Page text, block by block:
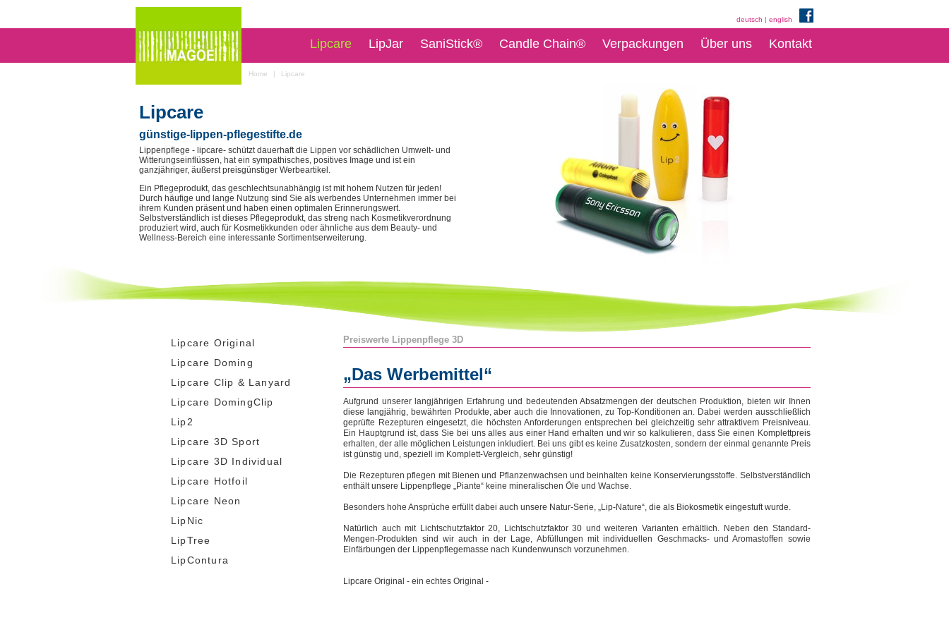
deutsch | english
Lipcare LipJar SaniStick® Candle Chain® Verpackungen Über uns Kontakt
Home | Lipcare
Lipcare
günstige-lippen-pflegestifte.de
Lippenpflege - lipcare- schützt dauerhaft die Lippen vor schädlichen Umwelt- und
Witterungseinflüssen, hat ein sympathisches, positives Image und ist ein
ganzjähriger, äußerst preisgünstiger Werbeartikel.
Ein Pflegeprodukt, das geschlechtsunabhängig ist mit hohem Nutzen für jeden!
Durch häufige und lange Nutzung sind Sie als werbendes Unternehmen immer bei
ihrem Kunden präsent und haben einen optimalen Erinnerungswert.
Selbstverständlich ist dieses Pflegeprodukt, das streng nach Kosmetikverordnung
produziert wird, auch für Kosmetikkunden oder ähnliche aus dem Beauty- und
Wellness-Bereich eine interessante Sortimentserweiterung.
Lipcare Original
Lipcare Doming
Lipcare Clip & Lanyard
Lipcare DomingClip
Lip2
Lipcare 3D Sport
Lipcare 3D Individual
Lipcare Hotfoil
Lipcare Neon
LipNic
LipTree
LipContura
Preiswerte Lippenpflege 3D
„Das Werbemittel“
Aufgrund unserer langjährigen Erfahrung und bedeutenden Absatzmengen der deutschen Produktion, bieten wir Ihnen
diese langjährig, bewährten Produkte, aber auch die Innovationen, zu Top-Konditionen an. Dabei werden ausschließlich
geprüfte Rezepturen eingesetzt, die höchsten Anforderungen entsprechen bei gleichzeitig sehr attraktivem Preisniveau.
Ein Hauptgrund ist, dass Sie bei uns alles aus einer Hand erhalten und wir so kalkulieren, dass Sie einen Komplettpreis
erhalten, der alle möglichen Leistungen inkludiert. Bei uns gibt es keine Zusatzkosten, sondern der einmal genannte Preis
ist günstig und, speziell im Komplett-Vergleich, sehr günstig!
Die Rezepturen pflegen mit Bienen und Pflanzenwachsen und beinhalten keine Konservierungsstoffe. Selbstverständlich
enthält unsere Lippenpflege „Piante“ keine mineralischen Öle und Wachse.
Besonders hohe Ansprüche erfüllt dabei auch unsere Natur-Serie, „Lip-Nature“, die als Biokosmetik eingestuft wurde.
Natürlich auch mit Lichtschutzfaktor 20, Lichtschutzfaktor 30 und weiteren Varianten erhältlich. Neben den Standard-
Mengen-Produkten sind wir auch in der Lage, Abfüllungen mit individuellen Geschmacks- und Aromastoffen sowie
Einfärbungen der Lippenpflegemasse nach Kundenwunsch vorzunehmen.
Lipcare Original - ein echtes Original -